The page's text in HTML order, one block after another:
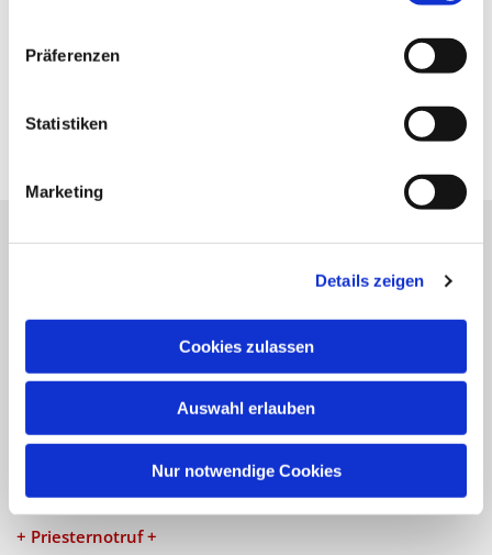
Präferenzen
Statistiken
Marketing
Details zeigen
Cookies zulassen
Auswahl erlauben
Nur notwendige Cookies
Pfarrei St. Benedikt Teltow-Fläming
NAVIGATION
Veranstaltungen
+ Priesternotruf +